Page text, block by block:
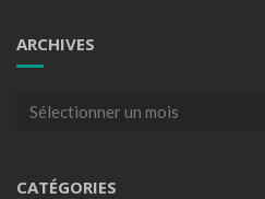
ARCHIVES
Archives
CATÉGORIES